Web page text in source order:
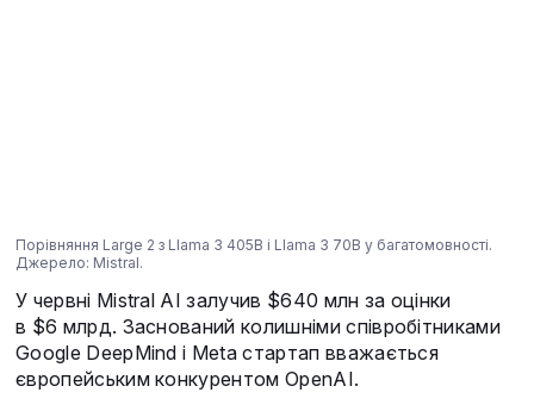
Порівняння Large 2 з Llama 3 405B і Llama 3 70B у багатомовності.
Джерело: Mistral.
У червні Mistral AI залучив $640 млн за оцінки
в $6 млрд. Заснований колишніми співробітниками
Google DeepMind і Meta стартап вважається
європейським конкурентом OpenAI.